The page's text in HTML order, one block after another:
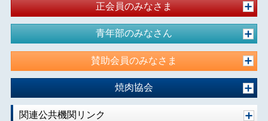
正会員のみなさま
青年部のみなさん
賛助会員のみなさま
焼肉協会
関連公共機関リンク